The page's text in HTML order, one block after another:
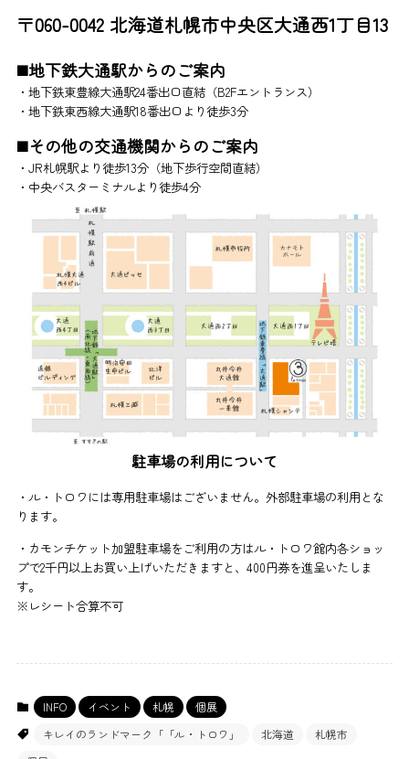
〒060-0042 北海道札幌市中央区大通西1丁目13
◼️地下鉄大通駅からのご案内
・地下鉄東豊線大通駅24番出口直結（B2Fエントランス）
・地下鉄東西線大通駅18番出口より徒歩3分
◼️その他の交通機関からのご案内
・JR札幌駅より徒歩13分（地下歩行空間直結）
・中央バスターミナルより徒歩4分
駐車場の利用について
・ル・トロワには専用駐車場はございません。外部駐車場の利用とな
ります。
・カモンチケット加盟駐車場をご利用の方はル・トロワ館内各ショッ
プで2千円以上お買い上げいただきますと、400円券を進呈いたしま
す。
※レシート合算不可
INFO イベント 札幌
個展
キレイのランドマーク「「ル・トロワ」
北海道
札幌市